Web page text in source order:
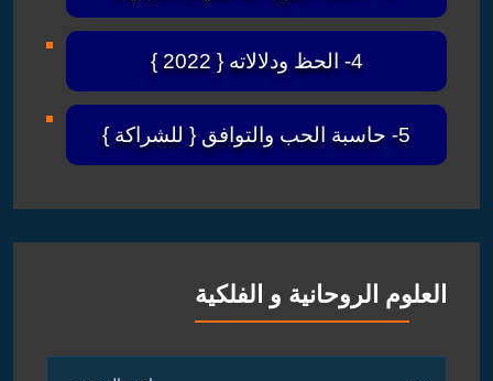
4- الحظ ودلالاته { 2022 }
5- حاسبة الحب والتوافق { للشراكة }
العلوم الروحانية و الفلكية